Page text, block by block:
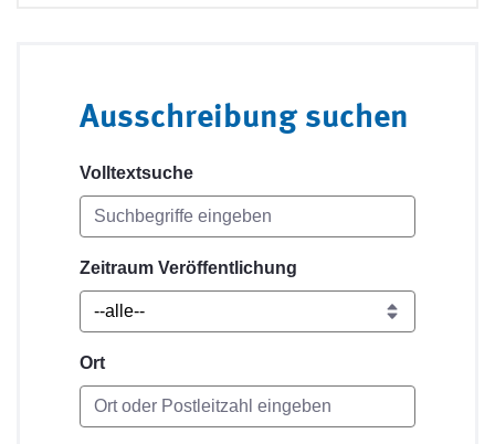
Ausschreibung suchen
Volltextsuche
Zeitraum Veröffentlichung
Ort